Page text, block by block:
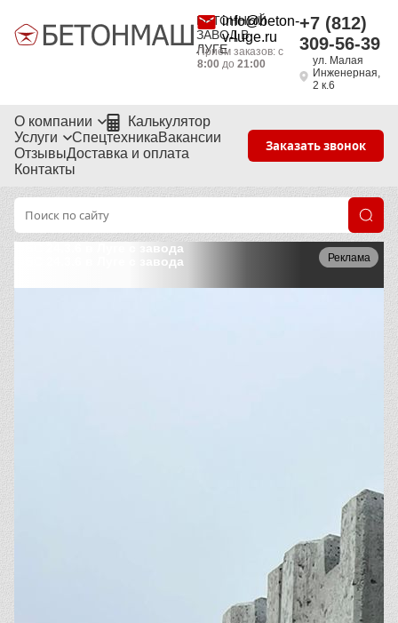
БЕТОННЫЙ
ЗАВОД В
ЛУГЕ
info@beton-
v-luge.ru
Приём заказов: с
8:00до 21:00
+7 (812)
309-56-39
ул. Малая
Инженерная,
2 к.6
О компании
Калькулятор
Услуги
СпецтехникаВакансии
ОтзывыДоставка и оплата
Контакты
Заказать звонок
Реклама
ФБС 24.3.6 в Луге с завода
ФБС 24.3.6 в Луге с завода